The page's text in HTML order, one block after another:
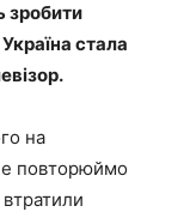
зробити
стала
на
повторюймо